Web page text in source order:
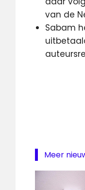
van de
Sabam
radio
Meer